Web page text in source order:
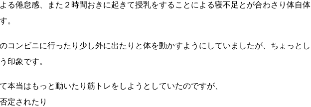
る倦怠感、また２時間おきに起きて授乳をすることによる寝不足とが合わさり体自体
。
コンビニに行ったり少し外に出たりと体を動かすようにしていましたが、ちょっとし
印象です。
本当はもっと動いたり筋トレをしようとしていたのですが、
定されたり